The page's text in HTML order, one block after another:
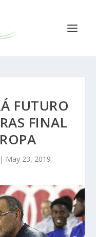
FUTURO
FINAL
| May 23, 2019